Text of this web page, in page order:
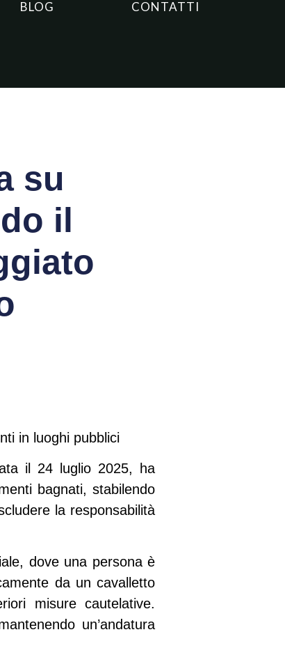
BLOG CONTATTI
su
il
in luoghi pubblici
il 24 luglio 2025, ha
bagnati, stabilendo
la responsabilità
dove una persona è
da un cavalletto
misure cautelative.
un’andatura